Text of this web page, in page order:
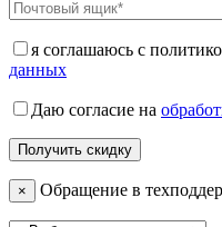
я соглашаюсь с
данных
Даю согласие на
× Обращение в